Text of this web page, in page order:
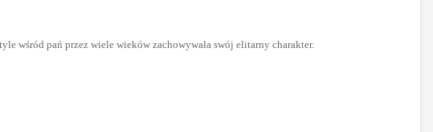
wśród pań przez wiele wieków zachowywała swój elitarny charakter.